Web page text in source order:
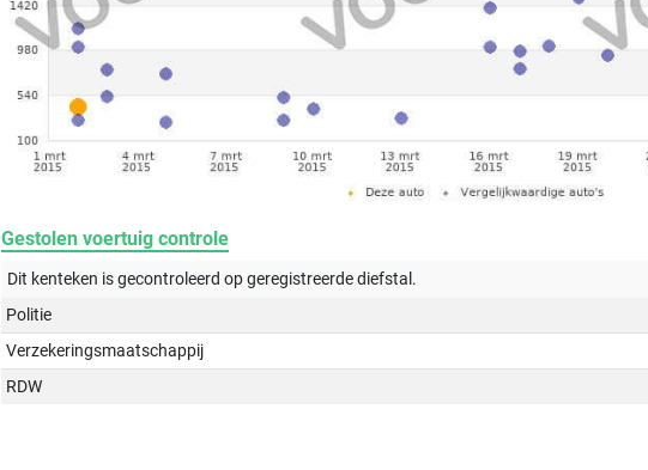
Gestolen voertuig controle
Dit kenteken is gecontroleerd opgeregistreerdediefstal.
Politie
Verzekeringsmaatschappij
RDW